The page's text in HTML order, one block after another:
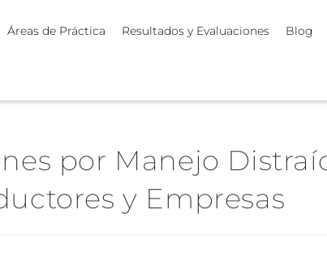
Áreas de Práctica Resultados y Evaluaciones Blog
por Manejo
y Empresas